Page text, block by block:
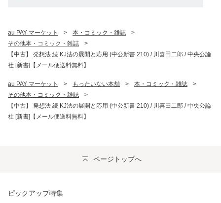
au PAY マーケット > 本・コミック・雑誌
>
その他本・コミック・雑誌
>
【中古】 発想法 続 KJ法の展開と応用 (中公新書 210) / 川喜田二郎 / 中央公論
社 [新書]【メール便送料無料】
au PAY マーケット > もったいない本舗 > 本・コミック・雑誌
>
その他本・コミック・雑誌
>
【中古】 発想法 続 KJ法の展開と応用 (中公新書 210) / 川喜田二郎 / 中央公論
社 [新書]【メール便送料無料】
ページトップへ
ピックアップ特集